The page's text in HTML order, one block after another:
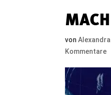
vonAlexandra
Kommentare